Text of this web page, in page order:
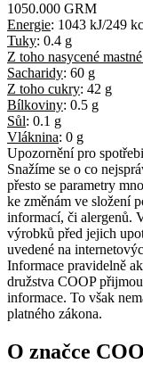
1050.000 GRM
Energie: 1043 kJ/249
Tuky: 0.4 g
Z toho nasycené
Sacharidy: 60 g
Z toho cukry: 42 g
Bílkoviny: 0.5 g
Sůl: 0.1 g
Vláknina: 0 g
Upozornění pro
Snažíme se o co
přesto se parametry
ke změnám ve složení
informací, či alergenů.
výrobků před jejich
uvedené na
Informace pravidelně
družstva COOP
informace. To však
platného zákona.
O značce